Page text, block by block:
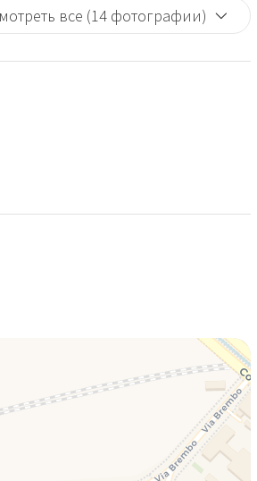
все (14 фотографии)